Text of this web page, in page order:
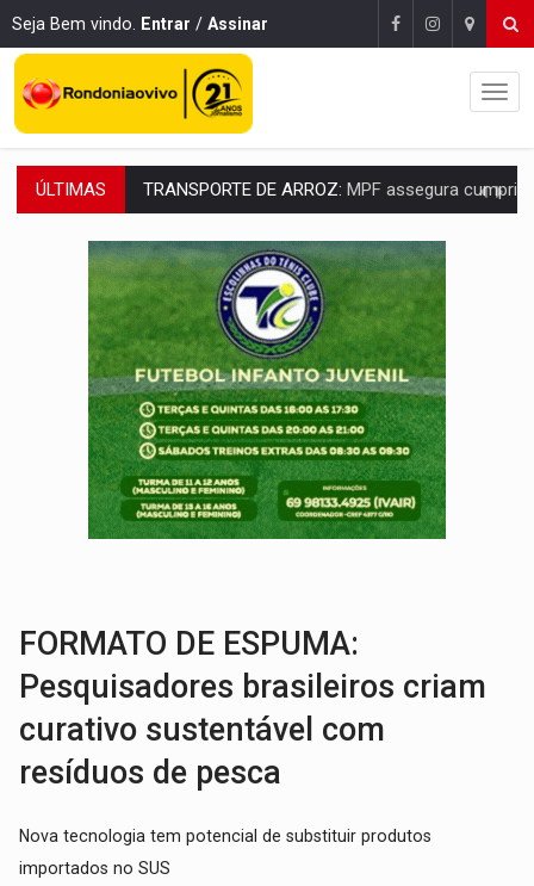
Seja Bem vindo. Entrar / Assinar
ÚLTIMAS DEEPFAKE:Sancionada lei contra violência sexual infantil na
COLEGIADO:Brasil e Rússia discutem energia nuclear, defesa e
URGENTE:Colisão entre caminhão e carro deixa quatro mortos e um em
ENCONTRO:Amazônia Negra ganha projeção nacional com participação de
PREVISÃO:Porto Velho tem chances de chuvas isoladas nesta
SINDICATOS UNIDOS:Assembleia Geral delibera greve da educação
PROCESSO SELETIVO:Rondoniaovivo abre oficina de Comunicação com
AGOSTO LILÁS:MPRO lança de portal e promove reflexão sobre trajetória da
FORMATO DE ESPUMA:
Pesquisadores brasileiros criam
curativo sustentável com
resíduos de pesca
Nova tecnologia tem potencial de substituir produtos
importados no SUS